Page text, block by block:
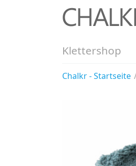
Klettershop
Chalkr - Startseite